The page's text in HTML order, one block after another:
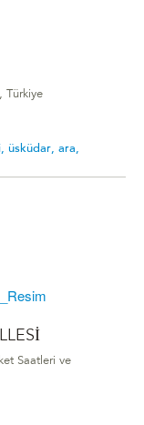
Türkiye
üsküdar, ara,
Saatleri ve